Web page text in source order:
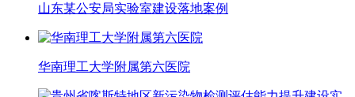
山东某公安局实验室建设落地案例
华南理工大学附属第六医院